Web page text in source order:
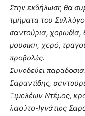
Στην εκδήλωση θα
τμήματα του
σαντούρια, χορωδία,
μουσική, χορό,
προβολές.
Συνοδεύει
Σαραντίδης,
Τιμολέων Ντέμος,
λαούτο-Ιγνάτιος